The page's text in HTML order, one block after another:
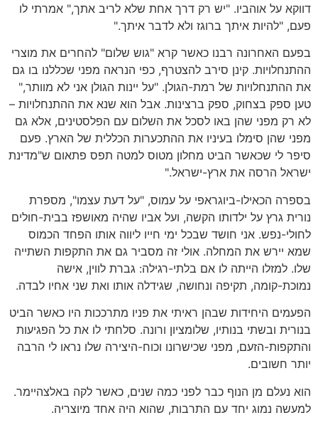
דווקא על אוהביו. "יש רק דרך אחת שלא לריב אתך," אמרתי לו
פעם, "להיות איתך ברוגז ולא לדבר איתך."
בפעם האחרונה רבנו כאשר קרא "גוש שלום" להחרים את מוצרי
ההתנחלויות. קינן סירב להצטרף, כפי הנראה מפני שכללנו בו גם
את ההתנחלויות של רמת-הגולן. "על יינות הגולן אני לא מוותר,"
טען ספק בצחוק, ספק ברצינות. אבל הוא שנא את ההתנחלויות –
לא רק מפני שהן באו לסכל את השלום עם הפלסטינים, אלא גם
מפני שהן סימלו בעיניו את ההתכערות הכללית של הארץ. פעם
סיפר לי שכאשר הביט מחלון מטוס למטה תפס פתאום ש"מדינת
ישראל הרסה את ארץ-ישראל."
בספרה הכאילו-ביוגראפי על עמוס, "על דעת עצמו", מספרת
נורית גרץ על ילדותו הקשה, ועל אביו שהיה מאושפז בבית-חולים
לחולי-נפש. אני חושד שבכל ימי חייו ליווה אותו הפחד הכמוס
שמא יירש את המחלה. אולי זה מסביר גם את התקפות השתייה
שלו. למזלו הייתה לו אם בלתי-רגילה: גברת לווין, אישה
נמוכת-קומה, תקיפה ונחושה, שגידלה אותו ואת שני אחיו לבדה.
הפעמים היחידות שבהן ראיתי את פניו מתרככות היו כאשר הביט
בנורית ובשתי בנותיו, שלומציון ורונה. סלחתי לו את כל הפגיעות
והתקפות-הזעם, מפני שכישרונו וכוח-היצירה שלו נראו לי הרבה
יותר חשובים.
הוא נעלם מן הנוף כבר לפני כמה שנים, כאשר לקה באלצהיימר.
למעשה נמוג יחד עם התרבות, שהוא היה אחד מיוצריה.